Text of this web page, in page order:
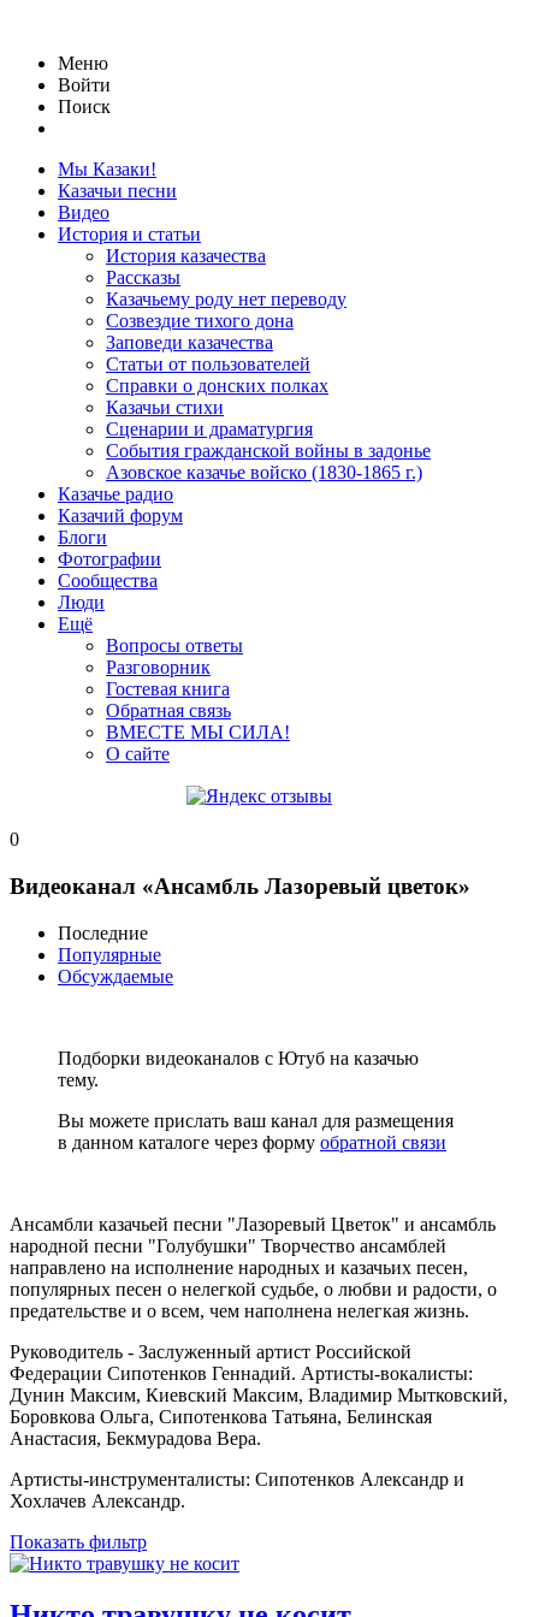
Меню
Войти
Поиск
Мы Казаки!
Казачьи песни
Видео
История и статьи
История казачества
Рассказы
Казачьему роду нет переводу
Созвездие тихого дона
Заповеди казачества
Статьи от пользователей
Справки о донских полках
Казачьи стихи
Сценарии и драматургия
События гражданской войны в задонье
Азовское казачье войско (1830-1865 г.)
Казачье радио
Казачий форум
Блоги
Фотографии
Сообщества
Люди
Ещё
Вопросы ответы
Разговорник
Гостевая книга
Обратная связь
ВМЕСТЕ МЫ СИЛА!
О сайте
0
Видеоканал «Ансамбль Лазоревый цветок»
Последние
Популярные
Обсуждаемые
Подборки видеоканалов с Ютуб на казачью
тему.
Вы можете прислать ваш канал для размещения
в данном каталоге через форму обратной связи
Ансамбли казачьей песни "Лазоревый Цветок" и ансамбль
народной песни "Голубушки" Творчество ансамблей
направлено на исполнение народных и казачьих песен,
популярных песен о нелегкой судьбе, о любви и радости, о
предательстве и о всем, чем наполнена нелегкая жизнь.
Руководитель - Заслуженный артист Российской
Федерации Сипотенков Геннадий. Артисты-вокалисты:
Дунин Максим, Киевский Максим, Владимир Мытковский,
Боровкова Ольга, Сипотенкова Татьяна, Белинская
Анастасия, Бекмурадова Вера.
Артисты-инструменталисты: Сипотенков Александр и
Хохлачев Александр.
Показать фильтр